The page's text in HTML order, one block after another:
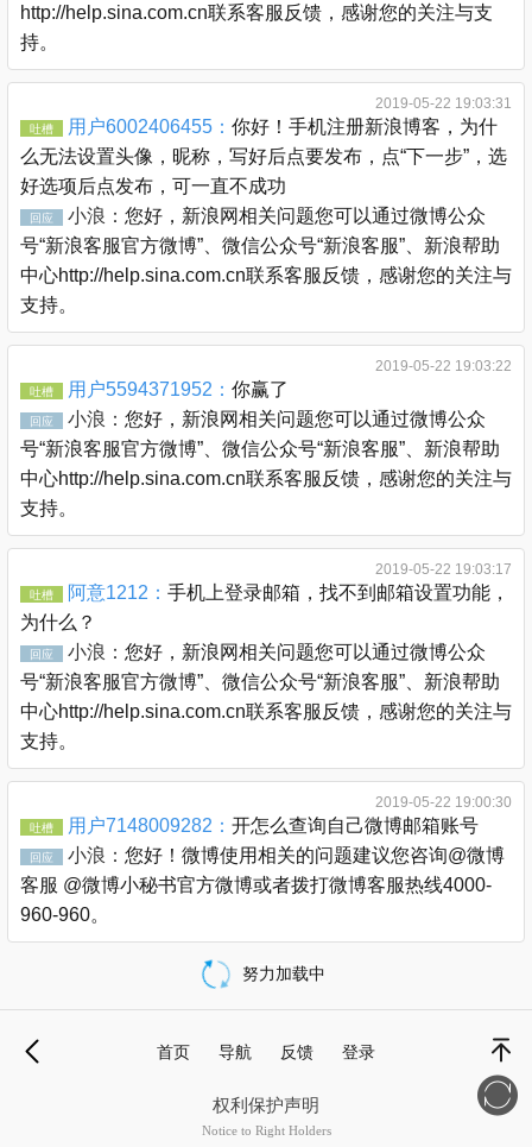
http://help.sina.com.cn联系客服反馈，感谢您的关注与支
持。
2019-05-22 19:03:31
吐槽 用户6002406455： 你好！手机注册新浪博客，为什
么无法设置头像，昵称，写好后点要发布，点“下一步”，选
好选项后点发布，可一直不成功
回应 小浪： 您好，新浪网相关问题您可以通过微博公众
号“新浪客服官方微博”、微信公众号“新浪客服”、新浪帮助
中心http://help.sina.com.cn联系客服反馈，感谢您的关注与
支持。
2019-05-22 19:03:22
吐槽 用户5594371952： 你赢了
回应 小浪： 您好，新浪网相关问题您可以通过微博公众
号“新浪客服官方微博”、微信公众号“新浪客服”、新浪帮助
中心http://help.sina.com.cn联系客服反馈，感谢您的关注与
支持。
2019-05-22 19:03:17
吐槽 阿意1212： 手机上登录邮箱，找不到邮箱设置功能，
为什么？
回应 小浪： 您好，新浪网相关问题您可以通过微博公众
号“新浪客服官方微博”、微信公众号“新浪客服”、新浪帮助
中心http://help.sina.com.cn联系客服反馈，感谢您的关注与
支持。
2019-05-22 19:00:30
吐槽 用户7148009282： 开怎么查询自己微博邮箱账号
回应 小浪： 您好！微博使用相关的问题建议您咨询@微博
客服 @微博小秘书官方微博或者拨打微博客服热线4000-
960-960。
载
更
努力加载中
顶部
首页 导航 反馈 登录
权利保护声明
Notice to Right Holders